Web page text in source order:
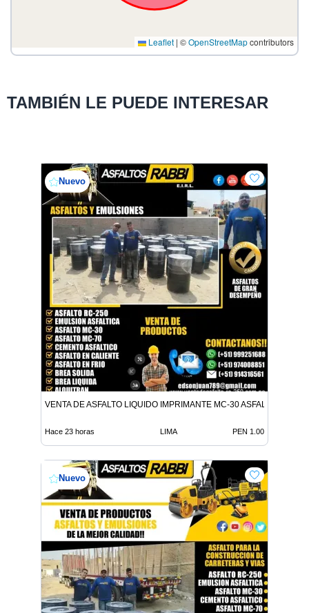
Leaflet | ©OpenStreetMapcontributors
TAMBIÉN LE PUEDE INTERESAR
Nuevo
VENTA DE ASFALTO LIQUIDO IMPRIMANTE MC-30 ASFALTO
Hace 23 horas LIMA PEN 1.00
Nuevo